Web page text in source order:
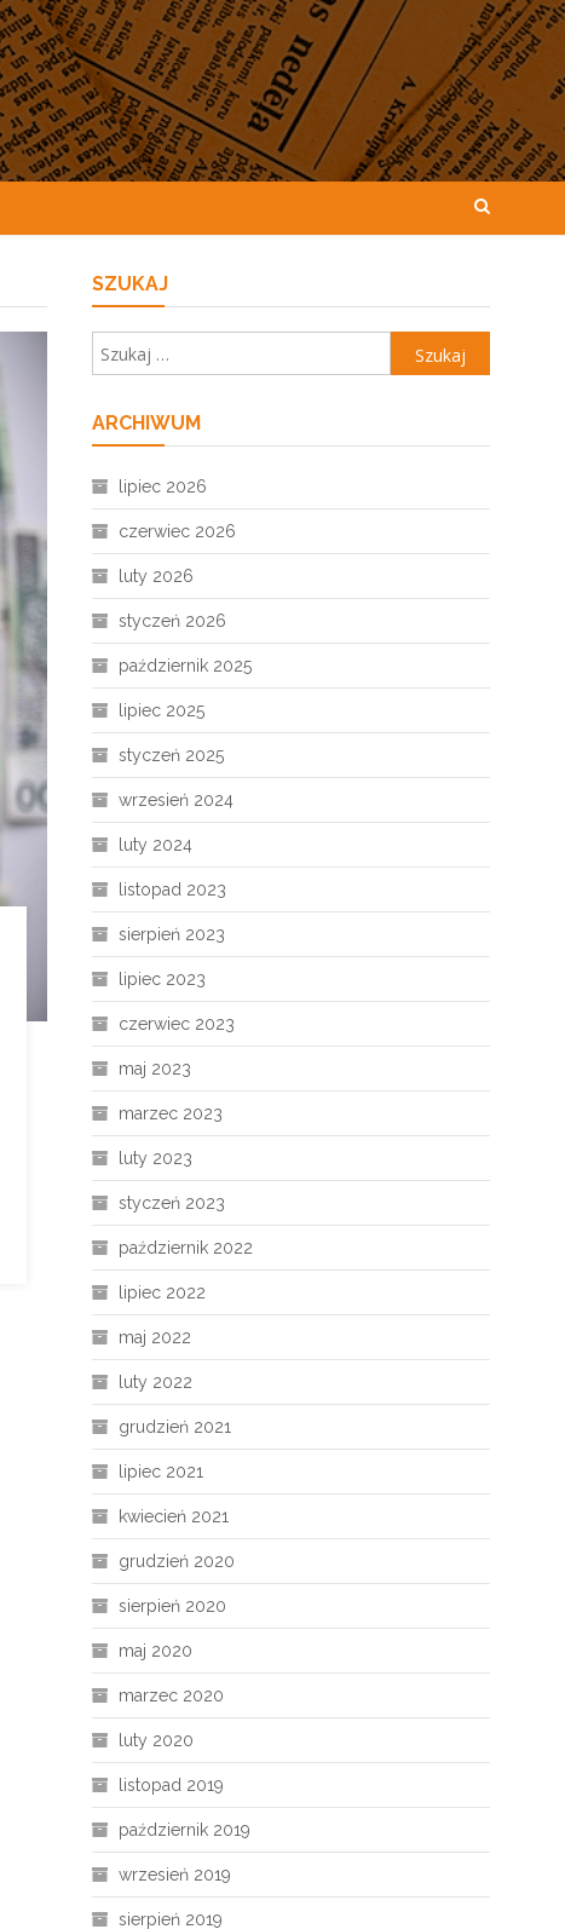
SZUKAJ
ARCHIWUM
lipiec 2026
czerwiec 2026
luty 2026
styczeń 2026
październik 2025
lipiec 2025
styczeń 2025
wrzesień 2024
luty 2024
listopad 2023
sierpień 2023
lipiec 2023
czerwiec 2023
maj 2023
marzec 2023
luty 2023
styczeń 2023
październik 2022
lipiec 2022
maj 2022
luty 2022
grudzień 2021
lipiec 2021
kwiecień 2021
grudzień 2020
sierpień 2020
maj 2020
marzec 2020
luty 2020
listopad 2019
październik 2019
wrzesień 2019
sierpień 2019